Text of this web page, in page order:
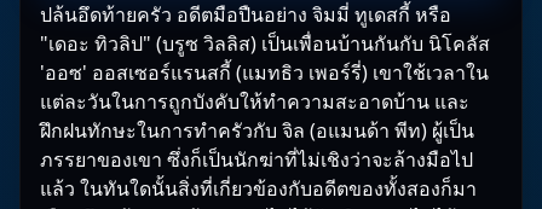
ปล้นอึดท้ายครัว อดีตมือปืนอย่าง จิมมี่ ทูเดสกี้ หรือ
"เดอะ ทิวลิป" (บรูซ วิลลิส) เป็นเพื่อนบ้านกันกับ นิโคลัส
'ออซ' ออสเซอร์แรนสกี้ (แมทธิว เพอร์รี่) เขาใช้เวลาใน
แต่ละวันในการถูกบังคับให้ทำความสะอาดบ้าน และ
ฝึกฝนทักษะในการทำครัวกับ จิล (อแมนด้า พีท) ผู้เป็น
ภรรยาของเขา ซึ่งก็เป็นนักฆ่าที่ไม่เชิงว่าจะล้างมือไป
แล้ว ในทันใดนั้นสิ่งที่เกี่ยวข้องกับอดีตของทั้งสองก็มา